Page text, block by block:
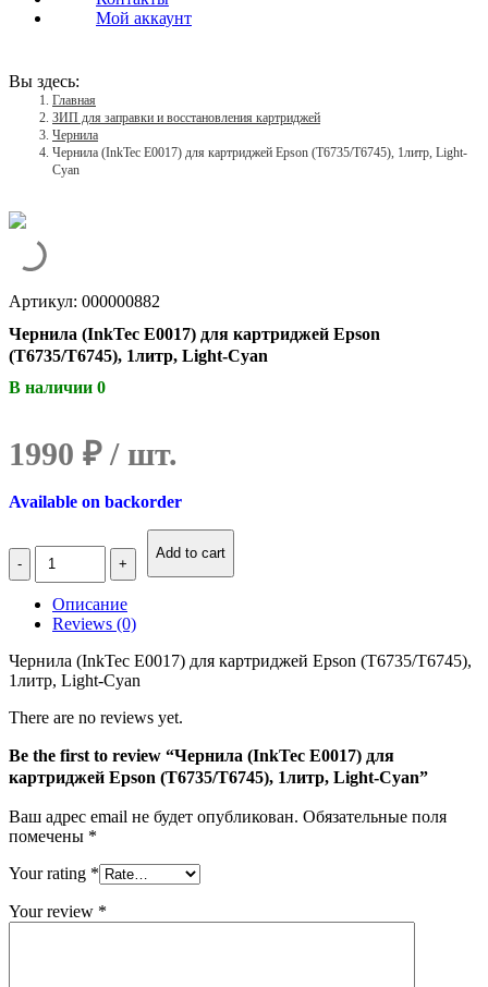
Мой аккаунт
Вы здесь:
Главная
ЗИП для заправки и восстановления картриджей
Чернила
Чернила (InkTec E0017) для картриджей Epson (T6735/T6745), 1литр, Light-
Cyan
Артикул: 000000882
Чернила (InkTec E0017) для картриджей Epson
(T6735/T6745), 1литр, Light-Cyan
В наличии 0
1990 ₽
Available on backorder
Количество
Чернила
E0017)
картриджей
Epson
(T6735/T6745),
1литр,
Cyan
Add to cart
Описание
Reviews (0)
Чернила (InkTec E0017) для картриджей Epson (T6735/T6745),
1литр, Light-Cyan
There are no reviews yet.
Be the first to review “Чернила (InkTec E0017) для
картриджей Epson (T6735/T6745), 1литр, Light-Cyan”
Ваш адрес email не будет опубликован. Обязательные поля
помечены *
Your rating *
Your review *